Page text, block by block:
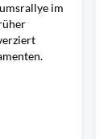
im